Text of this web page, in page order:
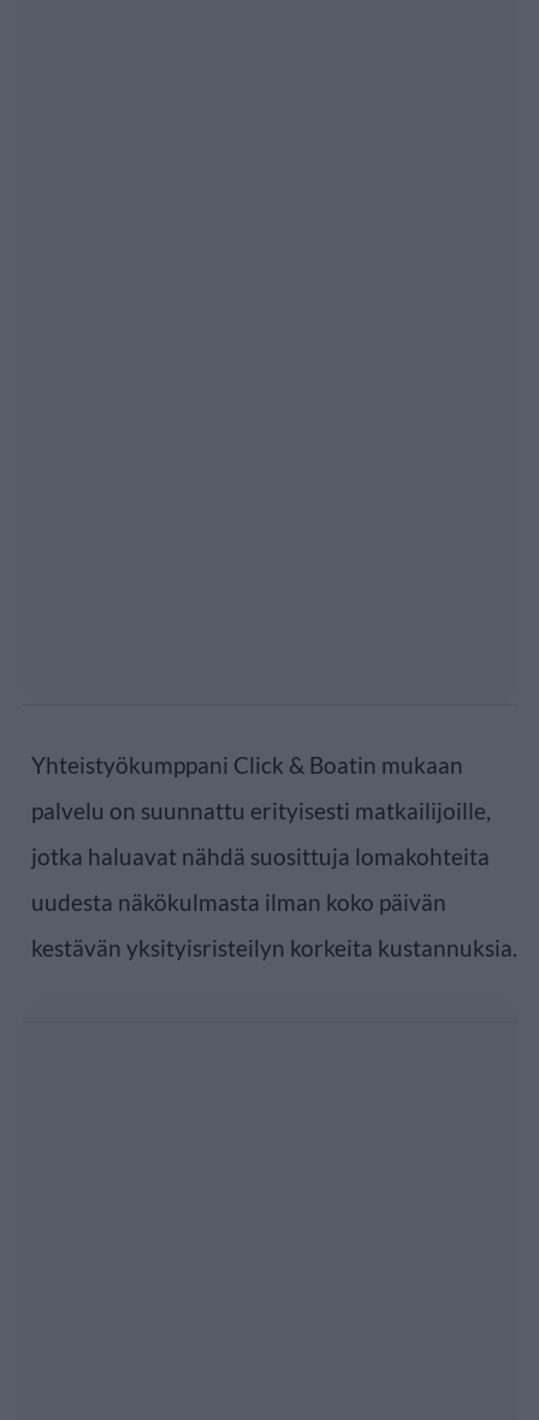
Yhteistyökumppani Click & Boatin mukaan
palvelu on suunnattu erityisesti matkailijoille,
jotka haluavat nähdä suosittuja lomakohteita
uudesta näkökulmasta ilman koko päivän
kestävän yksityisristeilyn korkeita kustannuksia.